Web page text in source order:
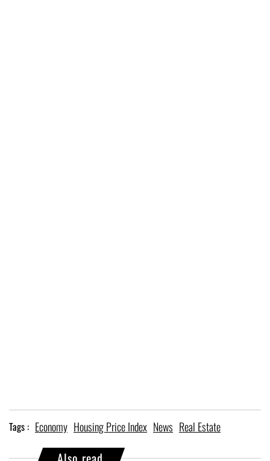
Tags : Economy Housing Price Index News Real Estate